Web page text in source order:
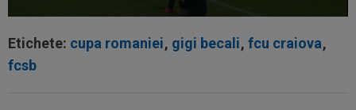
Etichete: cupa romaniei, gigi becali, fcu craiova,
fcsb